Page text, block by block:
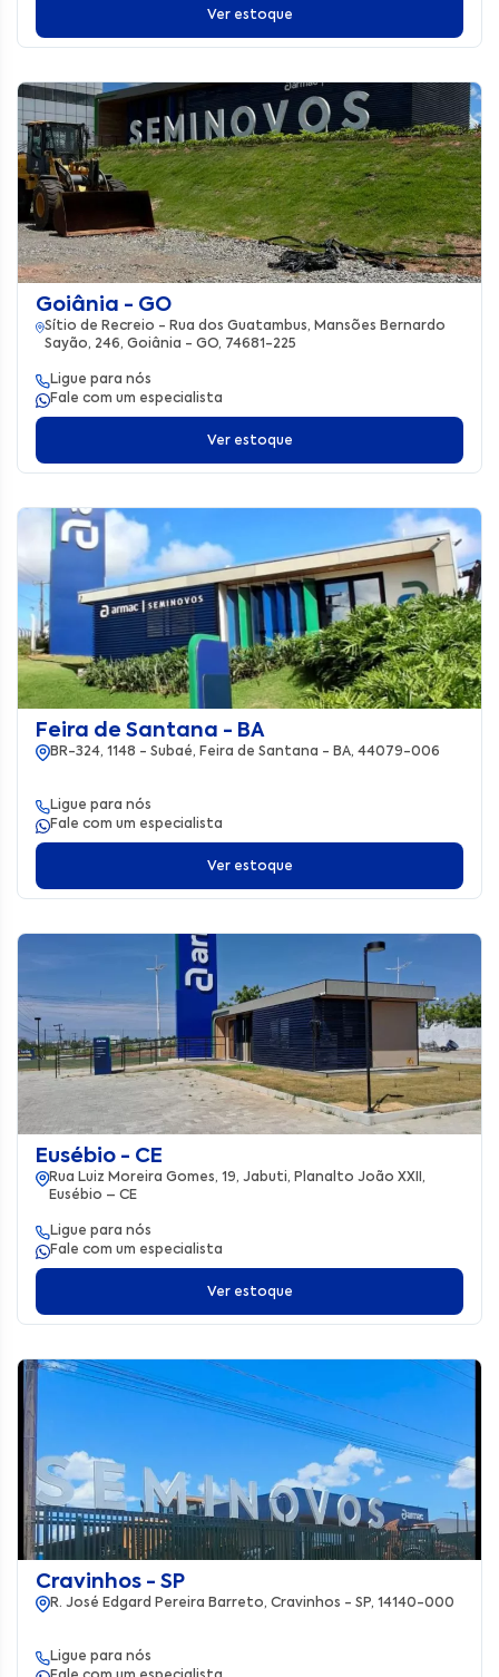
Ver estoque
Goiânia - GO
Sítio de Recreio - Rua dos Guatambus, Mansões Bernardo
Sayão, 246, Goiânia - GO, 74681-225
Ligue para nós
Fale com um especialista
Ver estoque
Feira de Santana - BA
BR-324, 1148 - Subaé, Feira de Santana - BA, 44079-006
Ligue para nós
Fale com um especialista
Ver estoque
Eusébio - CE
Rua Luiz Moreira Gomes, 19, Jabuti, Planalto João XXII,
Eusébio – CE
Ligue para nós
Fale com um especialista
Ver estoque
Cravinhos - SP
R. José Edgard Pereira Barreto, Cravinhos - SP, 14140-000
Ligue para nós